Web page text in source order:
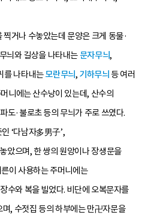
거나 수놓았는데 문양은 크게 동물·
늬와 길상을 나타내는 문자무늬,
를 나타내는모란무늬, 기하무늬 등 여러
니에는 산수낭이 있는데, 산수의
도·불로초 등의 무늬가 주로 쓰였다.
‘다남자多男子’,
았으며, 한 쌍의 원앙이나 장생문을
이 사용하는 주머니에는
수와 복을 빌었다. 비단에 오복문자를
, 수젓집 등의 하부에는 만卍자문을